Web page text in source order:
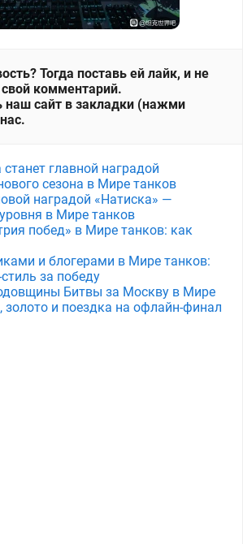
Тогда поставь ей лайк, и не
комментарий.
наш сайт в закладки (нажми
главной наградой
сезона в Мире танков
наградой «Натиска» —
в Мире танков
побед» в Мире танков: как
и блогерами в Мире танков:
за победу
Битвы за Москву в Мире
золото и поездка на офлайн-финал